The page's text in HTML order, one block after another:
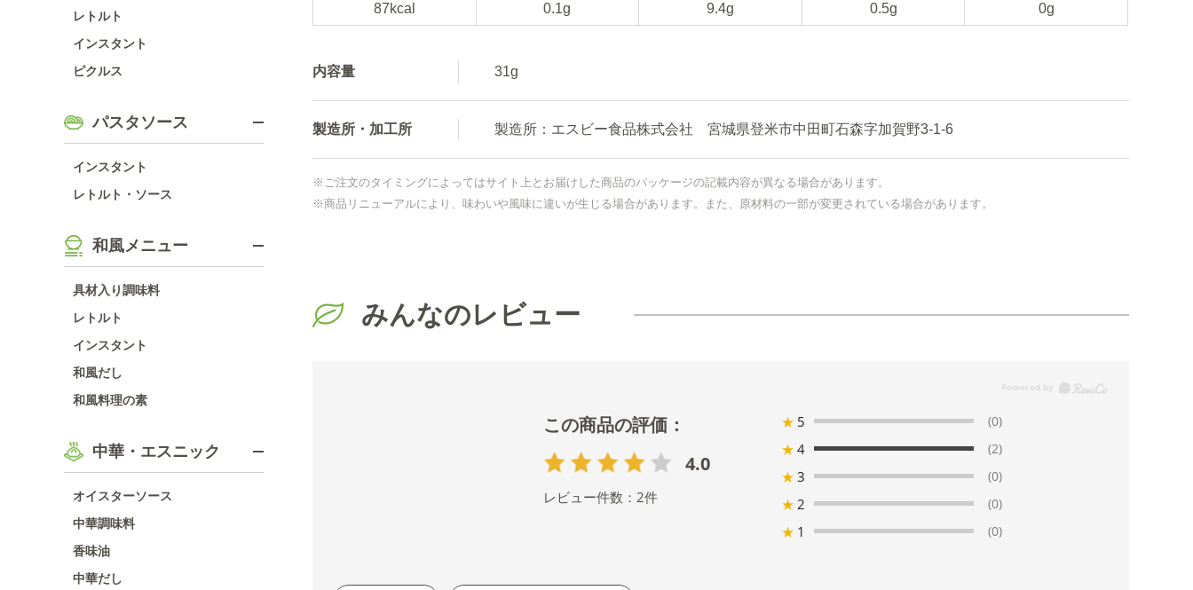
レトルト
インスタント
ピクルス
パスタソース
インスタント
レトルト・ソース
和風メニュー
具材入り調味料
レトルト
インスタント
和風だし
和風料理の素
中華・エスニック
オイスターソース
中華調味料
香味油
中華だし
87kcal 0.1g 9.4g 0.5g 0g
内容量 31g
製造所・加工所 製造所：エスビー食品株式会社 宮城県登米市中田町石森字加賀野3-1-6
※ご注文のタイミングによってはサイト上とお届けした商品のパッケージの記載内容が異なる場合があります。
※商品リニューアルにより、味わいや風味に違いが生じる場合があります。また、原材料の一部が変更されている場合があります。
みんなのレビュー
4.0
レビュー件数： 2件
★ 5 (0)
★ 4 (2)
★ 3 (0)
★ 2 (0)
★ 1 (0)